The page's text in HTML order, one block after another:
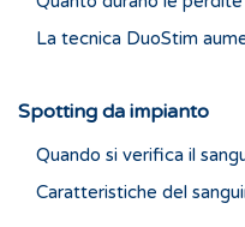
La tecnica DuoStim
Spotting da impianto
Quando si verifica il
Caratteristiche del